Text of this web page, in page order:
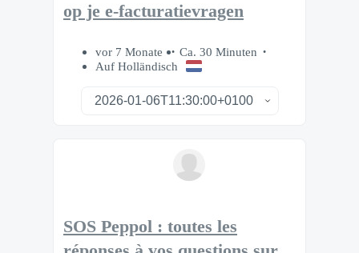
op je e-facturatievragen
vor 7 Monate
Ca. 30 Minuten
Auf Holländisch
SOS Peppol : toutes les